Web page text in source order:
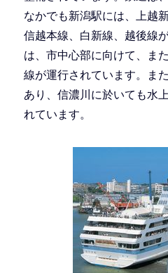
なかでも新潟駅には、上越
信越本線、白新線、越後線
は、市中心部に向けて、ま
線が運行されています。ま
あり、信濃川に於いても水
れています。